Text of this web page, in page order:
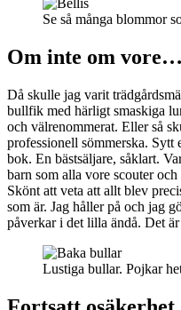
Se så många blommor
Om inte om
Då skulle jag varit
bullfik med härligt smaskiga
och välrenommerat. Eller så
professionell sömmerska. Sytt
bok. En bästsäljare, såklart.
barn som alla vore scouter
Skönt att veta att allt blev
som är. Jag håller på och jag
påverkar i det lilla ändå. Det
Lustiga bullar. Pojkar